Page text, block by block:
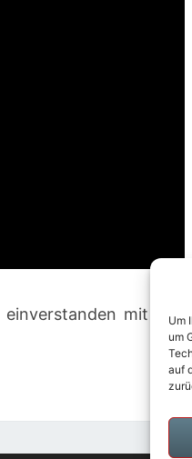
Um
um
auf
einverstanden mit den